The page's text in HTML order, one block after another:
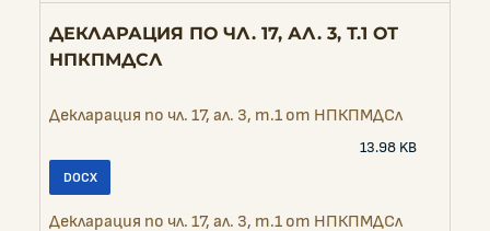
ДЕКЛАРАЦИЯ ПО ЧЛ. 17, АЛ. 3, Т.1 ОТ
НПКПМДСЛ
Декларация по чл. 17, ал. 3, т.1 от НПКПМДСл
13.98 KB
Декларация по чл. 17, ал. 3, т.1 от НПКПМДСл